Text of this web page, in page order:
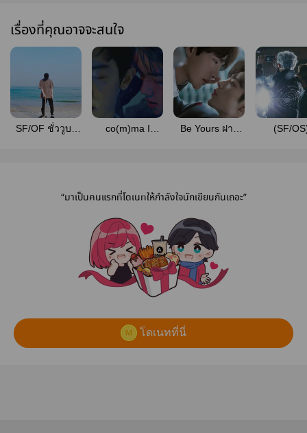
เรื่องที่คุณอาจจะสนใจ
SF/OF ชั่ววูบ |
co(m)ma I
Be Yours ฝาก
(SF/
“มาเป็นคนแรกที่โดเนทให้กำลังใจนักเขียนกันเถอะ”
โดเนทที่นี่